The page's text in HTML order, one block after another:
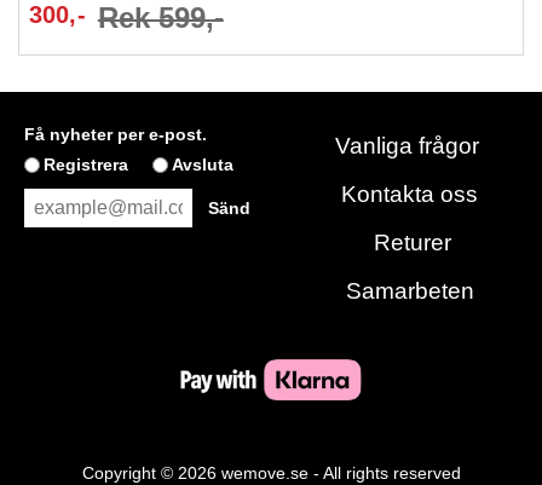
300,- Rek 599,-
Få nyheter per e-post.
Registrera
Avsluta
Vanliga frågor
Kontakta oss
Returer
Samarbeten
Copyright © 2026 wemove.se - All rights reserved